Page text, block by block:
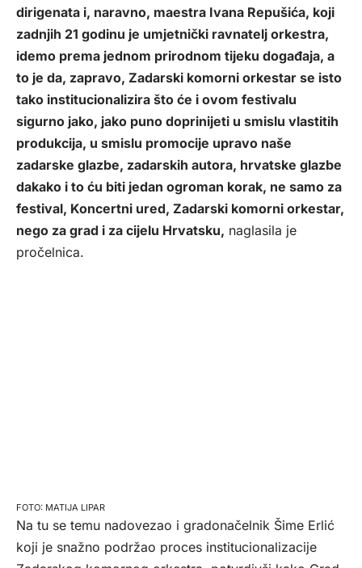
dirigenata i, naravno, maestra Ivana Repušića, koji
zadnjih 21 godinu je umjetnički ravnatelj orkestra,
idemo prema jednom prirodnom tijeku događaja, a
to je da, zapravo, Zadarski komorni orkestar se isto
tako institucionalizira što će i ovom festivalu
sigurno jako, jako puno doprinijeti u smislu vlastitih
produkcija, u smislu promocije upravo naše
zadarske glazbe, zadarskih autora, hrvatske glazbe
dakako i to ću biti jedan ogroman korak, ne samo za
festival, Koncertni ured, Zadarski komorni orkestar,
nego za grad i za cijelu Hrvatsku, naglasila je
pročelnica.
MATIJA LIPAR
Na tu se temu nadovezao i gradonačelnik Šime Erlić
koji je snažno podržao proces institucionalizacije